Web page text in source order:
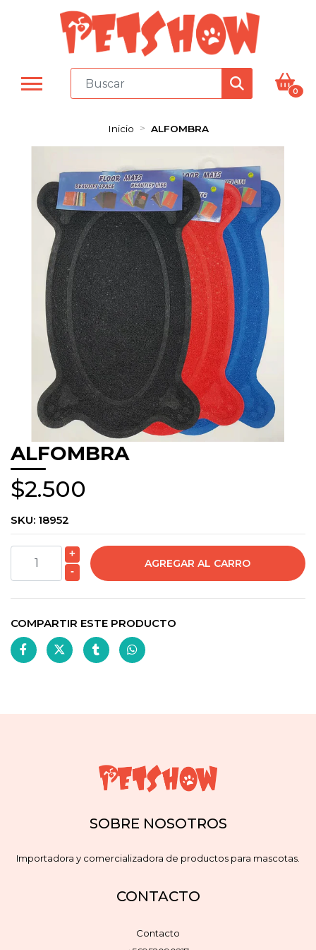
0
Inicio ALFOMBRA
ALFOMBRA
$2.500
SKU: 18952
+
-
COMPARTIR ESTE PRODUCTO
SOBRE NOSOTROS
Importadora y comercializadora de productos para mascotas.
CONTACTO
Contacto